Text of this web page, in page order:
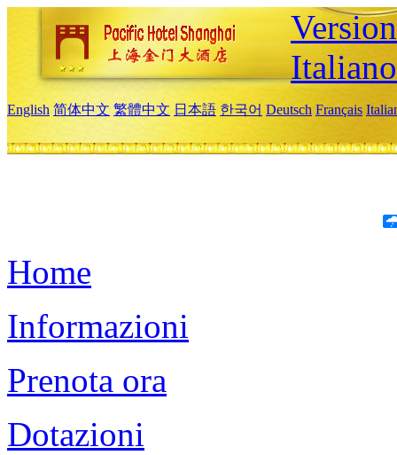
Italiano
English 简体中文 繁體中文 日本語 한국어 Deutsch Français
Home
Informazioni
Prenota ora
Dotazioni